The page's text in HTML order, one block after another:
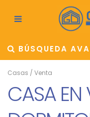
BÚSQUEDA
Casas / Venta
CASA EN